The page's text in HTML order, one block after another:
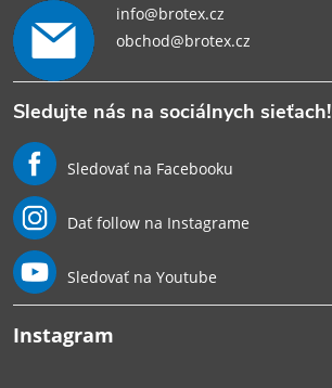
info@brotex.cz
obchod@brotex.cz
Sledujte nás na sociálnych sieťach!
Sledovať na Facebooku
Dať follow na Instagrame
Sledovať na Youtube
Instagram